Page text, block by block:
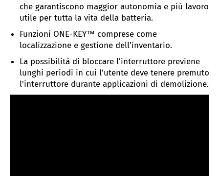
che garantiscono maggior autonomia e più lavoro
utile per tutta la vita della batteria.
Funzioni ONE-KEY™ comprese come
localizzazione e gestione dell’inventario.
La possibilità di bloccare l'interruttore previene
lunghi periodi in cui l'utente deve tenere premuto
l'interruttore durante applicazioni di demolizione.